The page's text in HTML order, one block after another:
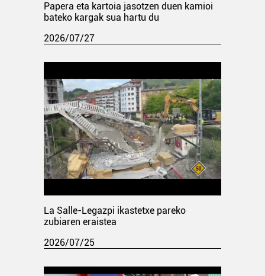
Papera eta kartoia jasotzen duen kamioi
bateko kargak sua hartu du
2026/07/27
La Salle-Legazpi ikastetxe pareko
zubiaren eraistea
2026/07/25